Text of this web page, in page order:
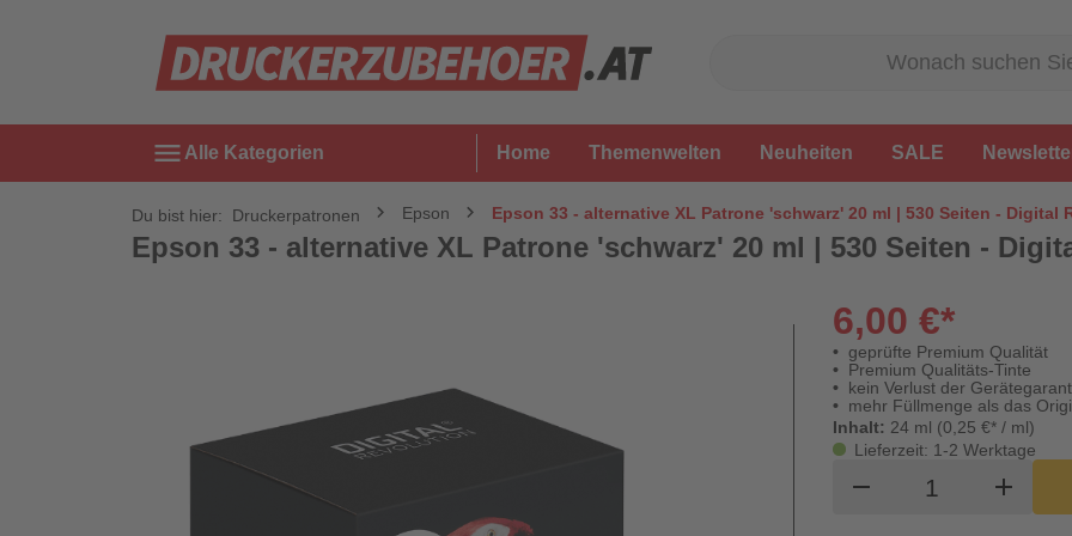
menu Alle Kategorien Home Themenwelten Neuheiten SALE
Du bist hier: Druckerpatronen Epson Epson 33 - alternative XL Patrone 'schwarz' 20 ml | 530 Seiten - Digital
Epson 33 - alternative XL Patrone 'schwarz' 20 ml | 530 Seiten -
6,00 €*
geprüfte Premium Qualität
Premium Qualitäts-Tinte
kein Verlust der
mehr Füllmenge als das
Inhalt: 24 ml (0,25 €* / ml)
Lieferzeit: 1-2 Werktage
remove Produktadd